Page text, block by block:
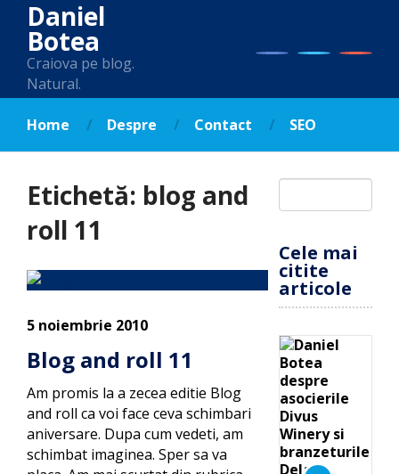
Daniel
Botea
Craiova pe blog.
Natural.
Home Despre Contact SEO
Etichetă: blog and
roll 11
5 noiembrie 2010
Blog and roll 11
Am promis la a zecea editie Blog
and roll ca voi face ceva schimbari
aniversare. Dupa cum vedeti, am
schimbat imaginea. Sper sa va
Cele mai
citite
articole